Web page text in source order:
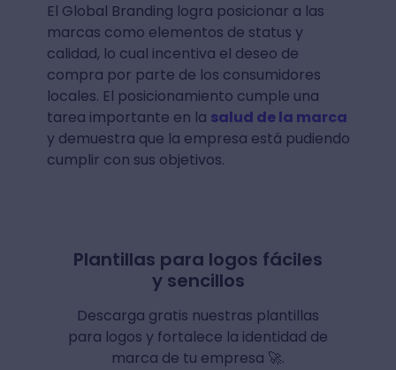
El Global Branding logra posicionar a las
marcas como elementos de status y
calidad, lo cual incentiva el deseo de
compra por parte de los consumidores
locales. El posicionamiento cumple una
tarea importante en la salud de la marca
y demuestra que la empresa está pudiendo
cumplir con sus objetivos.
Plantillas para logos fáciles
y sencillos
Descarga gratis nuestras plantillas
para logos y fortalece la identidad de
marca de tu empresa 🚀.